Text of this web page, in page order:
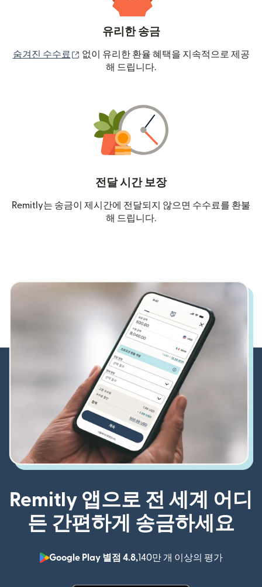
유리한 송금
숨겨진 수수료 (새 창에서 열림)
없이 유리한 환율 혜택을 지속적으로 제공
해 드립니다.
전달 시간 보장
Remitly는 송금이 제시간에 전달되지 않으면 수수료를 환불
해 드립니다.
Remitly 앱으로 전 세계 어디
든 간편하게 송금하세요
Google Play 별점 4.8,140만 개 이상의 평가